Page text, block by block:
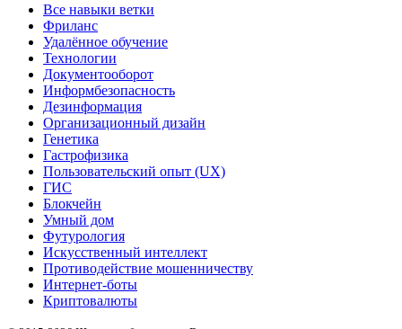
Все навыки ветки
Фриланс
Удалённое обучение
Технологии
Документооборот
Информбезопасность
Дезинформация
Организационный дизайн
Генетика
Гастрофизика
Пользовательский опыт (UX)
ГИС
Блокчейн
Умный дом
Футурология
Искусственный интеллект
Противодействие мошенничеству
Интернет-боты
Криптовалюты